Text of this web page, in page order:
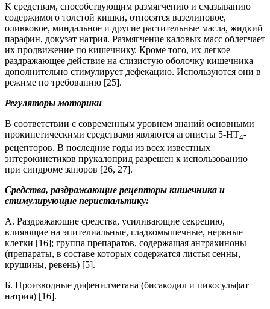
К средствам, способствующим размягчению и смазыванию
содержимого толстой кишки, относятся вазелиновое,
оливковое, миндальное и другие растительные масла, жидкий
парафин, докузат натрия. Размягчение каловых масс облегчает
их продвижение по кишечнику. Кроме того, их легкое
раздражающее действие на слизистую оболочку кишечника
дополнительно стимулирует дефекацию. Используются они в
режиме по требованию [25].
Регуляторы моторики
В соответствии с современным уровнем знаний основными
прокинетическими средствами являются агонисты 5‑НТ4-
рецепторов. В последние годы из всех известных
энтерокинетиков прукалоприд разрешен к использованию
при синдроме запоров [26, 27].
Средства, раздражающие рецепторы кишечника и
стимулирующие перистальтику:
А. Раздражающие средства, усиливающие секрецию,
влияющие на эпителиальные, гладкомышечные, нервные
клетки [16]; группа препаратов, содержащая антрахиноны
(препараты, в составе которых содержатся листья сенны,
крушины, ревень) [5].
Б. Производные дифенилметана (бисакодил и пикосульфат
натрия) [16].